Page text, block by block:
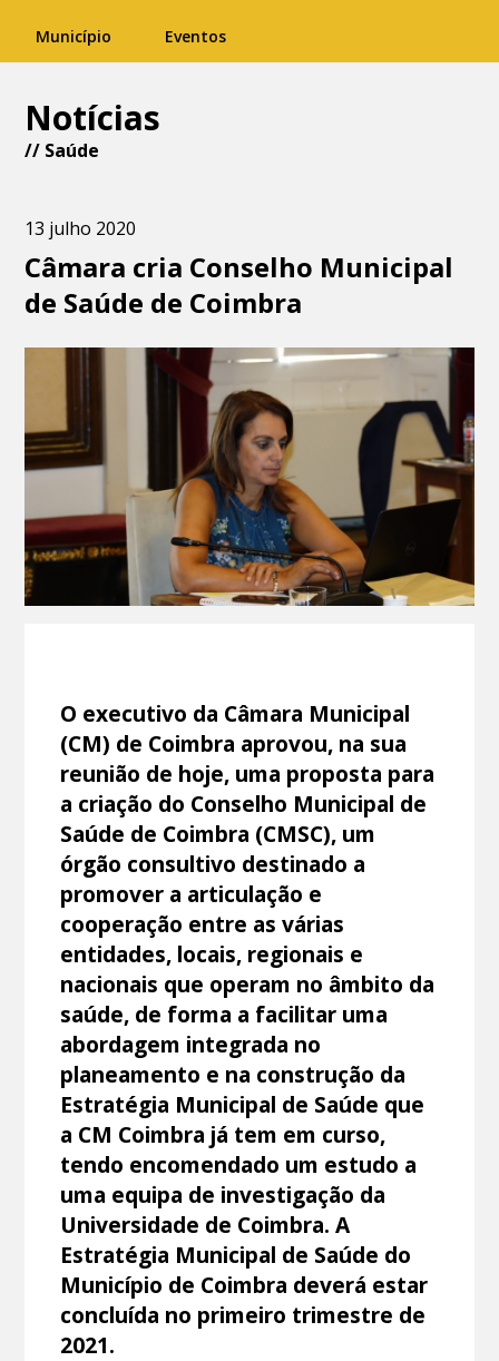
Município Eventos
Notícias
// Saúde
13 julho 2020
Câmara cria Conselho Municipal
de Saúde de Coimbra
O executivo da Câmara Municipal
(CM) de Coimbra aprovou, na sua
reunião de hoje, uma proposta para
a criação do Conselho Municipal de
Saúde de Coimbra (CMSC), um
órgão consultivo destinado a
promover a articulação e
cooperação entre as várias
entidades, locais, regionais e
nacionais que operam no âmbito da
saúde, de forma a facilitar uma
abordagem integrada no
planeamento e na construção da
Estratégia Municipal de Saúde que
a CM Coimbra já tem em curso,
tendo encomendado um estudo a
uma equipa de investigação da
Universidade de Coimbra. A
Estratégia Municipal de Saúde do
Município de Coimbra deverá estar
concluída no primeiro trimestre de
2021.